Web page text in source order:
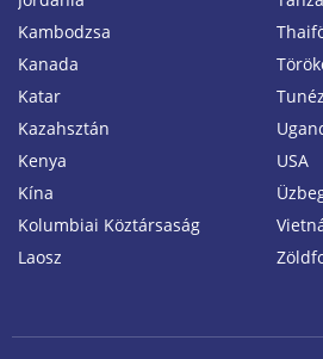
Kambodzsa
Kanada
Katar
Kazahsztán
Kenya
Kína
Kolumbiai Köztársaság
Laosz
USA